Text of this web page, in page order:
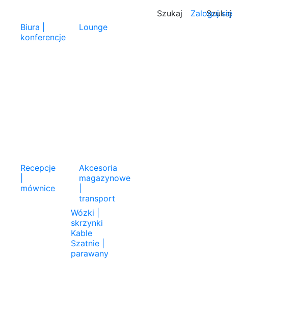
Biura |
konferencje
Lounge
Recepcje
mównice
Akcesoria
magazynowe
transport
Wózki |
skrzynki
Kable
Szatnie |
parawany
Szukaj
Szukaj Zaloguj się